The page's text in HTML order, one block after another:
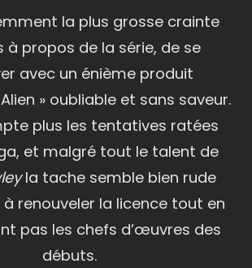
la plus grosse crainte
à propos de la série, de se
avec un énième produit
» oubliable et sans saveur.
plus les tentatives ratées
et malgré tout le talent de
la tache semble bien rude
renouveler la licence tout en
pas les chefs d’œuvres des
débuts.